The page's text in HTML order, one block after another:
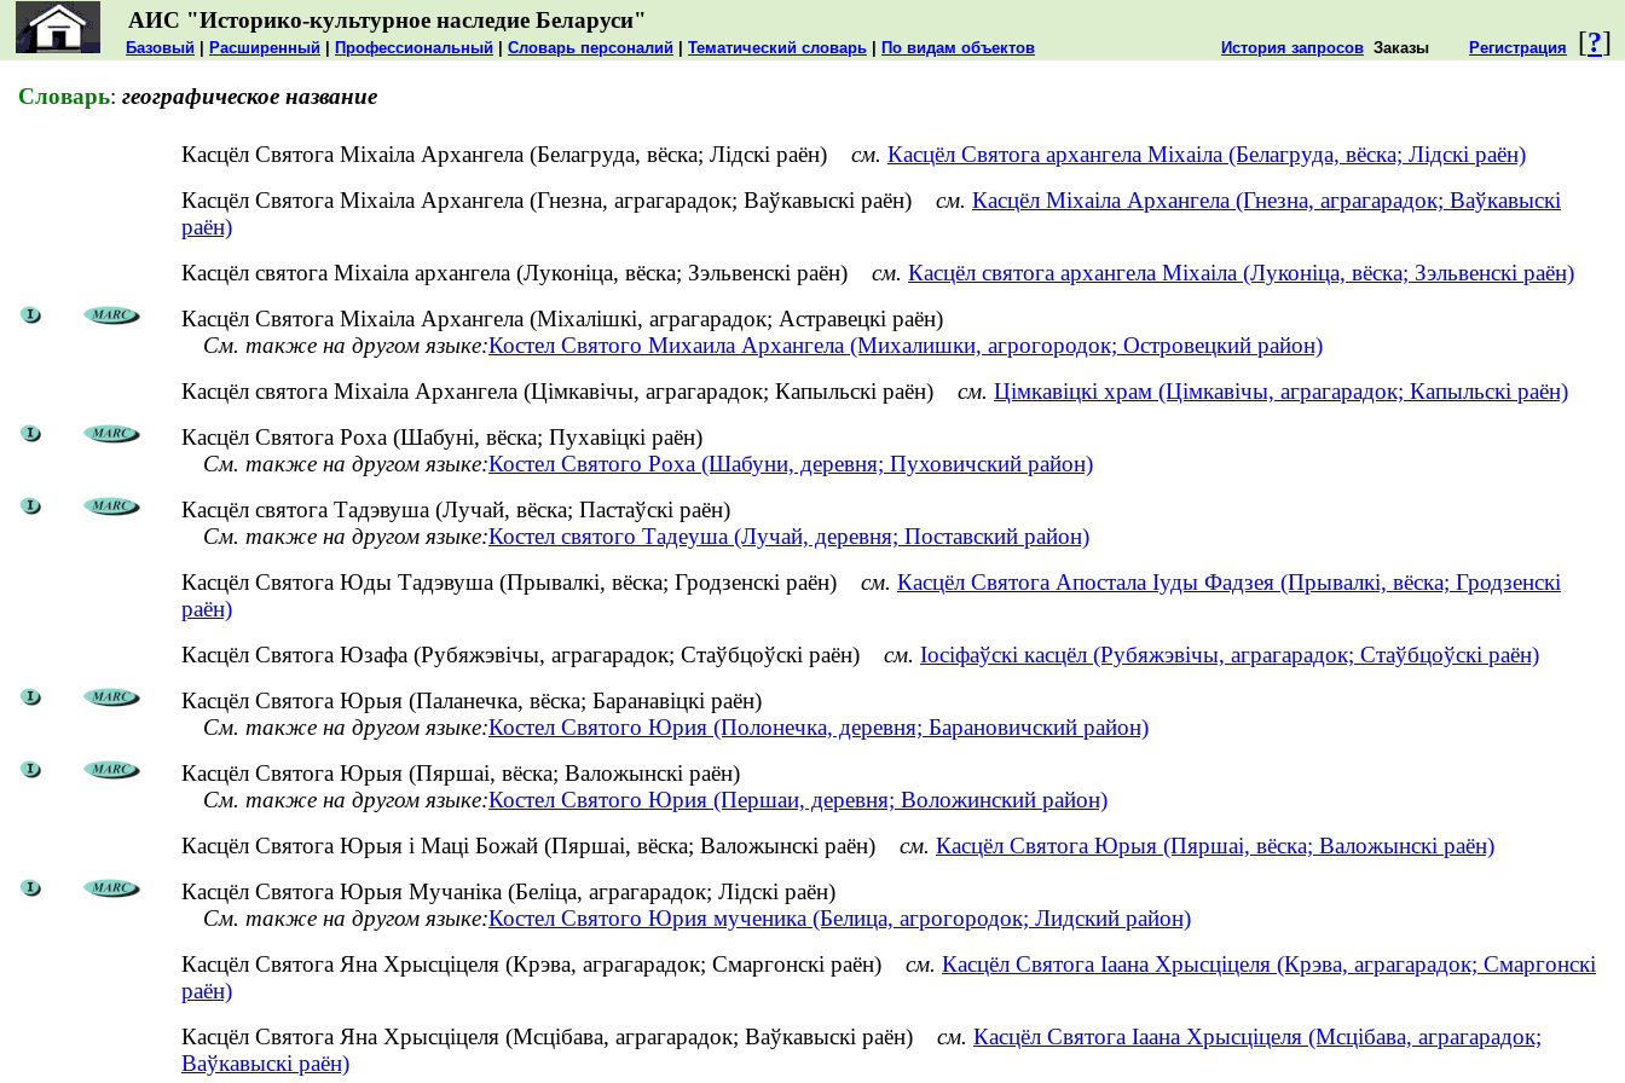
АИС "Историко-культурное наследие Беларуси"
[?]
Базовый Расширенный Профессиональный Словарь персоналий Тематический словарь По видам объектов История запросов Заказы Регистрация
Словарь: географическое название
Касцёл Святога Міхаіла Архангела (Белагруда, вёска; Лідскі раён) см. Касцёл Святога архангела Міхаіла (Белагруда, вёска; Лідскі раён)
Касцёл Святога Міхаіла Архангела (Гнезна, аграгарадок; Ваўкавыскі раён) см. Касцёл Міхаіла Архангела (Гнезна, аграгарадок; Ваўкавыскі
раён)
Касцёл святога Міхаіла архангела (Луконіца, вёска; Зэльвенскі раён) см. Касцёл святога архангела Міхаіла (Луконіца, вёска; Зэльвенскі раён)
Касцёл Святога Міхаіла Архангела (Міхалішкі, аграгарадок; Астравецкі раён)
См. также на другом языке:Костел Святого Михаила Архангела (Михалишки, агрогородок; Островецкий район)
Касцёл святога Міхаіла Архангела (Цімкавічы, аграгарадок; Капыльскі раён) см. Цімкавіцкі храм (Цімкавічы, аграгарадок; Капыльскі раён)
Касцёл Святога Роха (Шабуні, вёска; Пухавіцкі раён)
См. также на другом языке:Костел Святого Роха (Шабуни, деревня; Пуховичский район)
Касцёл святога Тадэвуша (Лучай, вёска; Пастаўскі раён)
См. также на другом языке:Костел святого Тадеуша (Лучай, деревня; Поставский район)
Касцёл Святога Юды Тадэвуша (Прывалкі, вёска; Гродзенскі раён) см. Касцёл Святога Апостала Іуды Фадзея (Прывалкі, вёска; Гродзенскі
раён)
Касцёл Святога Юзафа (Рубяжэвічы, аграгарадок; Стаўбцоўскі раён) см. Іосіфаўскі касцёл (Рубяжэвічы, аграгарадок; Стаўбцоўскі раён)
Касцёл Святога Юрыя (Паланечка, вёска; Баранавіцкі раён)
См. также на другом языке:Костел Святого Юрия (Полонечка, деревня; Барановичский район)
Касцёл Святога Юрыя (Пяршаі, вёска; Валожынскі раён)
См. также на другом языке:Костел Святого Юрия (Першаи, деревня; Воложинский район)
Касцёл Святога Юрыя і Маці Божай (Пяршаі, вёска; Валожынскі раён) см. Касцёл Святога Юрыя (Пяршаі, вёска; Валожынскі раён)
Касцёл Святога Юрыя Мучаніка (Беліца, аграгарадок; Лідскі раён)
См. также на другом языке:Костел Святого Юрия мученика (Белица, агрогородок; Лидский район)
Касцёл Святога Яна Хрысціцеля (Крэва, аграгарадок; Смаргонскі раён) см. Касцёл Святога Іаана Хрысціцеля (Крэва, аграгарадок; Смаргонскі
раён)
Касцёл Святога Яна Хрысціцеля (Мсцібава, аграгарадок; Ваўкавыскі раён) см. Касцёл Святога Іаана Хрысціцеля (Мсцібава, аграгарадок;
Ваўкавыскі раён)